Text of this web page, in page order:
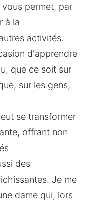
permet, par
à la
activités.
d'apprendre
que ce soit sur
sur les gens,
se transformer
offrant non
des
Je me
dame qui, lors